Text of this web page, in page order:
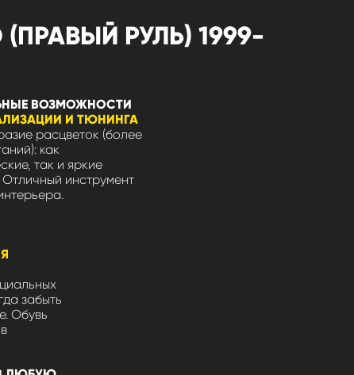
РУЛЬ) 1999-
ВОЗМОЖНОСТИ
И ТЮНИНГА
расцветок (более
как
так и яркие
инструмент
забыть
Обувь